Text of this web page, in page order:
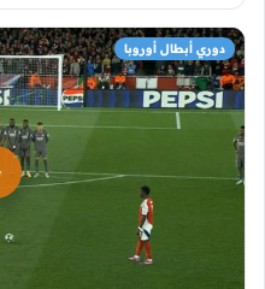
دوري أبطال أوروبا